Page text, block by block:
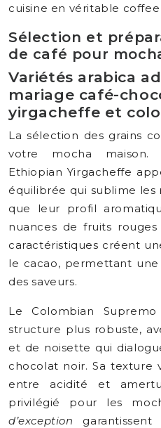
cuisine en véritable
Sélection et
de café pour
Variétés arabica
mariage café-
yirgacheffe et
La sélection des grains
votre mocha maison.
Ethiopian Yirgacheffe
équilibrée qui sublime les
que leur profil
nuances de fruits rouges
caractéristiques créent
le cacao, permettant
des saveurs.
Le Colombian
structure plus robuste,
et de noisette qui
chocolat noir. Sa texture
entre acidité et
privilégié pour les
d’exception